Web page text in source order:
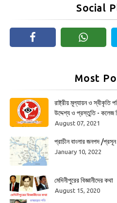
Social
Most
রাষ্ট্রীয় মূল্যায়ন ও
উদ্দেশ্য ও প্রস্তুতি - কলেজ
August 07, 2021
প্রাচীন বাংলার জনপদ /প্রসূন
January 10, 2022
মেদিনীপুরের বিজ্ঞানীদের কথা
August 15, 2020